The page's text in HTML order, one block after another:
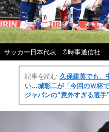
サッカー日本代表 ©時事通信社
記事を読む 久保建英でも、
い…城彰二が「今回のＷ杯
ジャパンの“意外すぎる選手